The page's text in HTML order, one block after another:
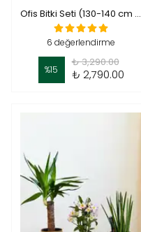
Ofis Bitki Seti (130-140 cm iki kollu Yucca (yuka) ,60-70 cm monstera ,pilea )
6 değerlendirme
%15
₺ 3,290.00
₺ 2,790.00